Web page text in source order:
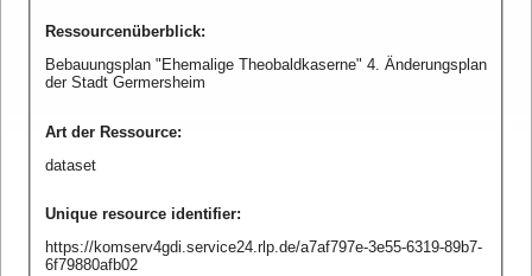
Ressourcenüberblick:
Bebauungsplan "Ehemalige Theobaldkaserne" 4. Änderungsplan
der Stadt Germersheim
Art der Ressource:
dataset
Unique resource identifier:
https://komserv4gdi.service24.rlp.de/a7af797e-3e55-6319-89b7-
6f79880afb02